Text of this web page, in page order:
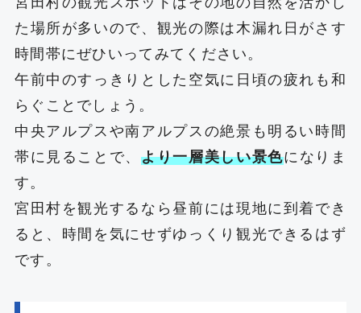
た場所が多いので、観光の際は木漏れ日がさす
時間帯にぜひいってみてください。
午前中のすっきりとした空気に日頃の疲れも和
らぐことでしょう。
中央アルプスや南アルプスの絶景も明るい時間
帯に見ることで、より一層美しい景色になりま
す。
宮田村を観光するなら昼前には現地に到着でき
ると、時間を気にせずゆっくり観光できるはず
です。